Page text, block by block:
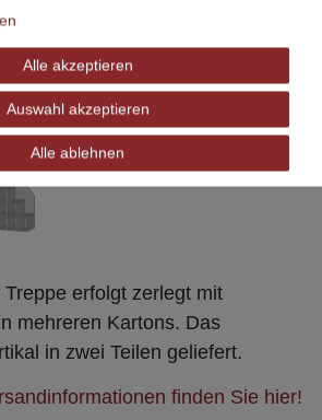
Ihr perfektes Zimmer.
erfolgt zerlegt mit
mehreren Kartons. Das
in zwei Teilen geliefert.
finden Sie hier!
Alle akzeptieren
Auswahl akzeptieren
Alle ablehnen